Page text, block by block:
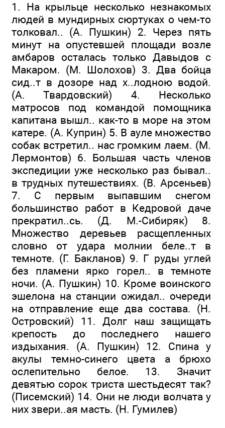
1. На крыльце несколько незнакомых
людей в мундирных сюртуках о чем-то
толковал.. (А. Пушкин) 2. Через пять
минут на опустевшей площади возле
амбаров осталась только Давыдов с
Макаром. (М. Шолохов) 3. Два бойца
сид..т в дозоре над х..лодною водой.
(А. Твардовский) 4. Несколько
матросов под командой помощника
капитана вышл.. как-то в море на этом
катере. (А. Куприн) 5. В ауле множество
собак встретил.. нас громким лаем. (М.
Лермонтов) 6. Большая часть членов
экспедиции уже несколько раз бывал..
в трудных путешествиях. (В. Арсеньев)
7. С первым выпавшим снегом
большинство работ в Кедровой даче
прекратил..сь. (Д. М.-Сибиряк) 8.
Множество деревьев расщепленных
словно от удара молнии беле..т в
темноте. (Г. Бакланов) 9. Г руды углей
без пламени ярко горел.. в темноте
ночи. (А. Пушкин) 10. Кроме воинского
эшелона на станции ожидал.. очереди
на отправление еще два состава. (Н.
Островский) 11. Долг наш защищать
крепость до последнего нашего
издыхания. (А. Пушкин) 12. Спина у
акулы темно-синего цвета а брюхо
ослепительно белое. 13. Значит
девятью сорок триста шестьдесят так?
(Писемский) 14. Они не люди волчата у
них звери..ая масть. (Н. Гумилев)